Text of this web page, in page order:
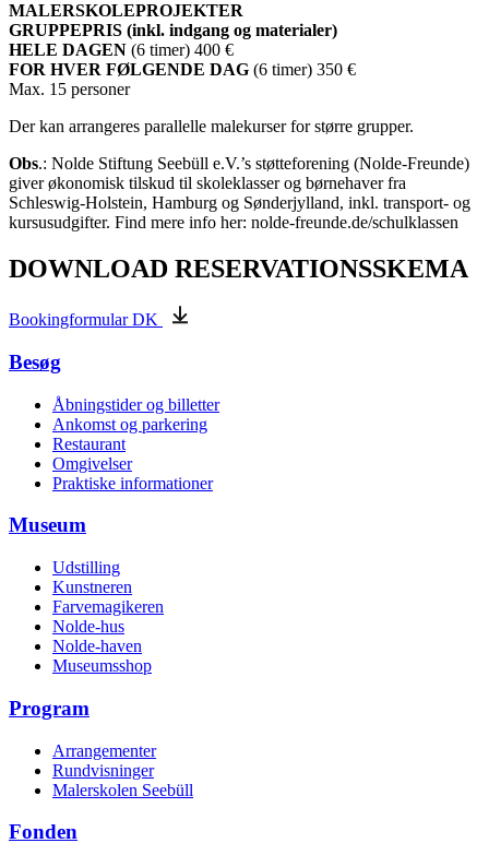
MALERSKOLEPROJEKTER
GRUPPEPRIS (inkl. indgang og materialer)
HELE DAGEN (6 timer) 400 €
FOR HVER FØLGENDE DAG (6 timer) 350 €
Max. 15 personer
Der kan arrangeres parallelle malekurser for større grupper.
Obs.: Nolde Stiftung Seebüll e.V.’s støtteforening (Nolde-Freunde)
giver økonomisk tilskud til skoleklasser og børnehaver fra
Schleswig-Holstein, Hamburg og Sønderjylland, inkl. transport- og
kursusudgifter. Find mere info her: nolde-freunde.de/schulklassen
DOWNLOAD RESERVATIONSSKEMA
Bookingformular DK
Besøg
Åbningstider og billetter
Ankomst og parkering
Restaurant
Omgivelser
Praktiske informationer
Museum
Udstilling
Kunstneren
Farvemagikeren
Nolde-hus
Nolde-haven
Museumsshop
Program
Arrangementer
Rundvisninger
Malerskolen Seebüll
Fonden